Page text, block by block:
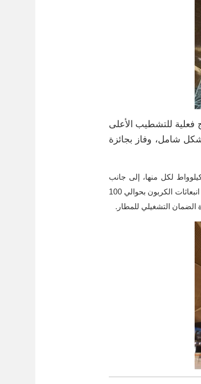
فعلية للتشطيب الأعلى
شامل، وفاز بجائزة
بناء أكبر مركز للطاقة في كمبوديا، مزود بست وحدات تبريد كبيرة وبسعة تصل إلى 7800 كيلوواط لكل منها، إلى جانب
تركيب أكثر من 1000 لوحة طاقة شمسية. يبلغ أقصى إنتاج سنوي للكهرباء 120 مليون كيلوواط/ساعة، مما يقلل انبعاثات الكربون بحوالي 100
الضمان التشغيلي للمطار.